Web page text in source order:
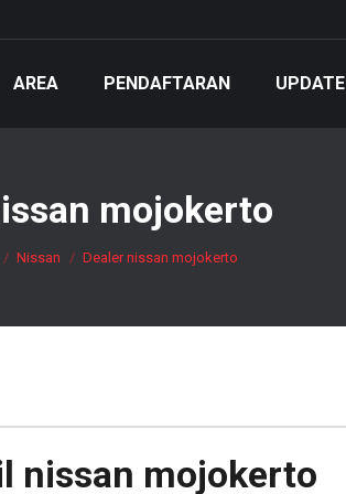
AREA PENDAFTARAN UPDATE
mojokerto
Nissan Dealer nissan mojokerto
nissan mojokerto